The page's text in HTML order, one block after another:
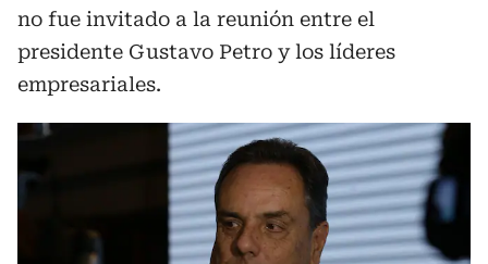
no fue invitado a la reunión entre el
presidente Gustavo Petro y los líderes
empresariales.